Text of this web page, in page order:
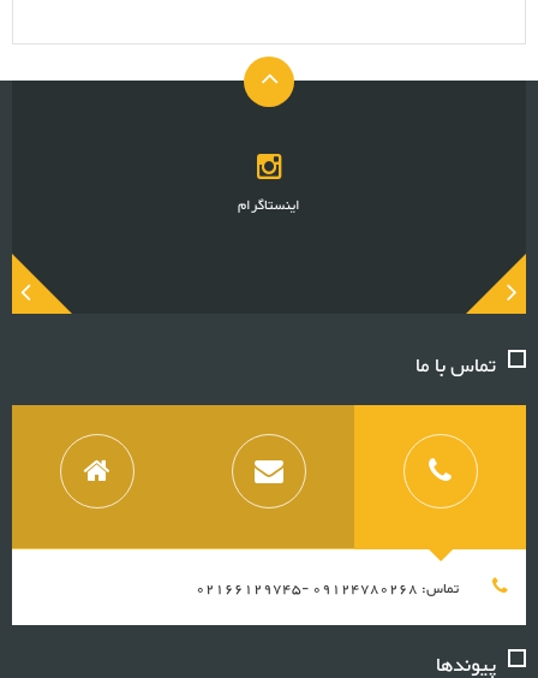
اینستاگرام
تماس با ما
تماس: 09124780268 -02166129745
پیوندها